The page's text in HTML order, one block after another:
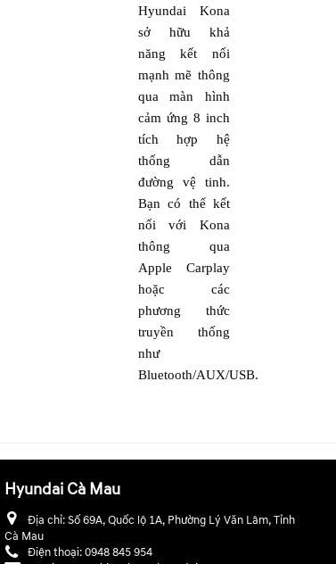
Hyundai Kona
sở hữu khả
năng kết nối
mạnh mẽ thông
qua màn hình
cảm ứng 8 inch
tích hợp hệ
thống dẫn
đường vệ tinh.
Bạn có thể kết
nối với Kona
thông qua
Apple Carplay
hoặc các
phương thức
truyền thống
như
Bluetooth/AUX/USB.
Hyundai Cà Mau
Địa chỉ:Số 69A, Quốc lộ 1A, Phường Lý Văn Lâm, Tỉnh
Cà Mau
Điện thoại:0948 845 954